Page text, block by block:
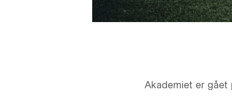
Akademiet er gået